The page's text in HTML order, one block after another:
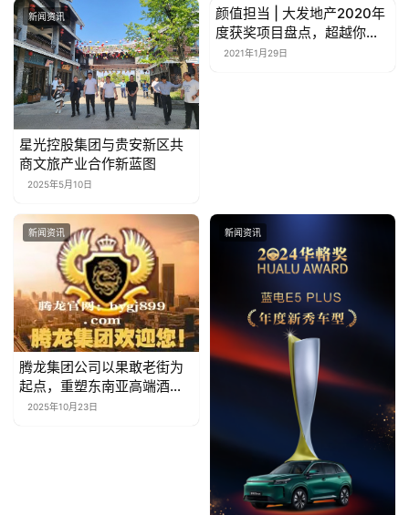
康
资
讯
关
于
我
们
联
系
们
新闻资讯
‌星光控股集团与贵安新区共
商文旅产业合作新蓝图‌
2025年5月10日
新闻资讯
颜值担当 | 大发地产2020年
度获奖项目盘点，超越你的
期待！
2021年1月29日
新闻资讯
腾龙集团公司以果敢老街为
起点，重塑东南亚高端酒店
新标杆
2025年10月23日
新闻资讯